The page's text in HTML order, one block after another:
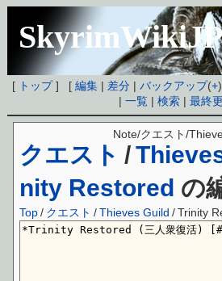
[ トップ] [編集 | 差分 |バックアップ(+
|一覧 |検索 |最終
クエスト /
nity Restored の
Note/クエスト/
Top / クエスト /Thieves Guild / Trinity